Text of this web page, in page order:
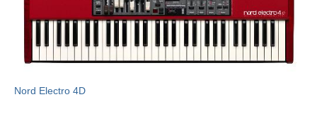
Nord Electro 4D